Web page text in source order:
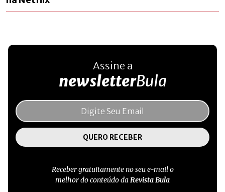
Assine a
newsletterBula
Receber gratuitamente no seu e-mail o
melhor do conteúdo daRevista Bula